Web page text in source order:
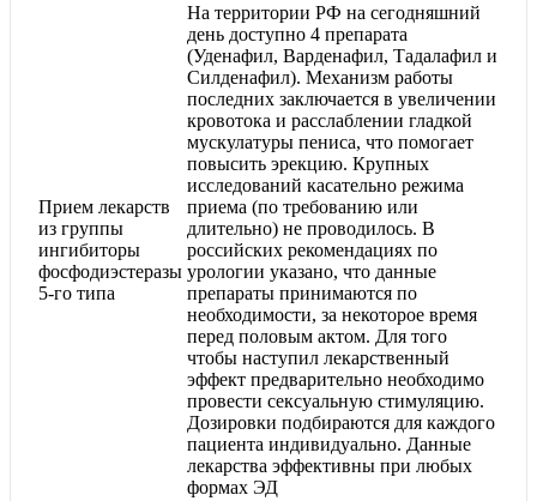
Прием лекарств
из группы
ингибиторы
фосфодиэстеразы
5-го типа
На территории РФ на сегодняшний
день доступно 4 препарата
(Уденафил, Варденафил, Тадалафил и
Силденафил). Механизм работы
последних заключается в увеличении
кровотока и расслаблении гладкой
мускулатуры пениса, что помогает
повысить эрекцию. Крупных
исследований касательно режима
приема (по требованию или
длительно) не проводилось. В
российских рекомендациях по
урологии указано, что данные
препараты принимаются по
необходимости, за некоторое время
перед половым актом. Для того
чтобы наступил лекарственный
эффект предварительно необходимо
провести сексуальную стимуляцию.
Дозировки подбираются для каждого
пациента индивидуально. Данные
лекарства эффективны при любых
формах ЭД